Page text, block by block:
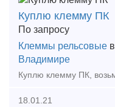
Куплю клемму ПК
По запросу
Клеммы рельсовые в
Владимире
18.01.21